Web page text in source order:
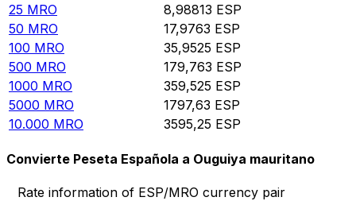
25 MRO 8,98813 ESP
50 MRO 17,9763 ESP
100 MRO 35,9525 ESP
500 MRO 179,763 ESP
1000 MRO 359,525 ESP
5000 MRO 1797,63 ESP
10.000 MRO 3595,25 ESP
Convierte Peseta Española a Ouguiya mauritano
Rate information of ESP/MRO currency pair